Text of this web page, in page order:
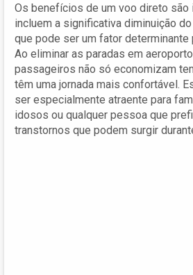
Os benefícios de um voo direto são
incluem a significativa diminuição
que pode ser um fator determinante
Ao eliminar as paradas em
passageiros não só economizam
têm uma jornada mais confortável.
ser especialmente atraente para
idosos ou qualquer pessoa que
transtornos que podem surgir